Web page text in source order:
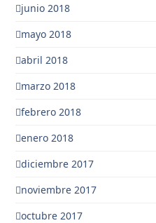
junio 2018
mayo 2018
abril 2018
marzo 2018
febrero 2018
enero 2018
diciembre 2017
noviembre 2017
octubre 2017